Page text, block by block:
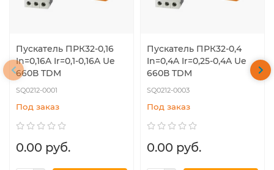
Пускатель ПРК32-0,16
In=0,16A Ir=0,1-0,16A Ue
660В TDM
SQ0212-0001
Под заказ
0.00 руб.
Пускатель ПРК32-0,4
In=0,4A Ir=0,25-0,4A Ue
660В TDM
SQ0212-0003
Под заказ
0.00 руб.